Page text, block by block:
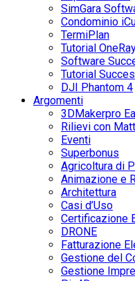
SimGara
Condominio
TermiPlan
Tutorial
Software
Tutorial
DJI Phantom 4
Argomenti
3DMakerpro
Rilievi con
Eventi
Superbonus
Agricoltura di
Animazione e
Architettura
Casi d’Uso
Certificazione
DRONE
Fatturazione
Gestione del
Gestione